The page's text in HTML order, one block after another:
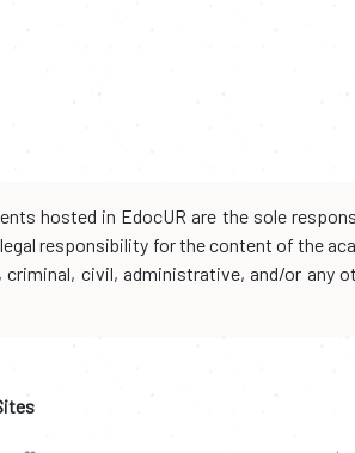
hosted in EdocUR are the sole
responsibility for the content of the
civil, administrative, and/or